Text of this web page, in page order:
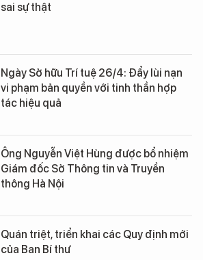
sai sự thật
Ngày Sở hữu Trí tuệ 26/4: Đẩy lùi nạn
vi phạm bản quyền với tinh thần hợp
tác hiệu quả
Ông Nguyễn Việt Hùng được bổ nhiệm
Giám đốc Sở Thông tin và Truyền
thông Hà Nội
Quán triệt, triển khai các Quy định mới
của Ban Bí thư